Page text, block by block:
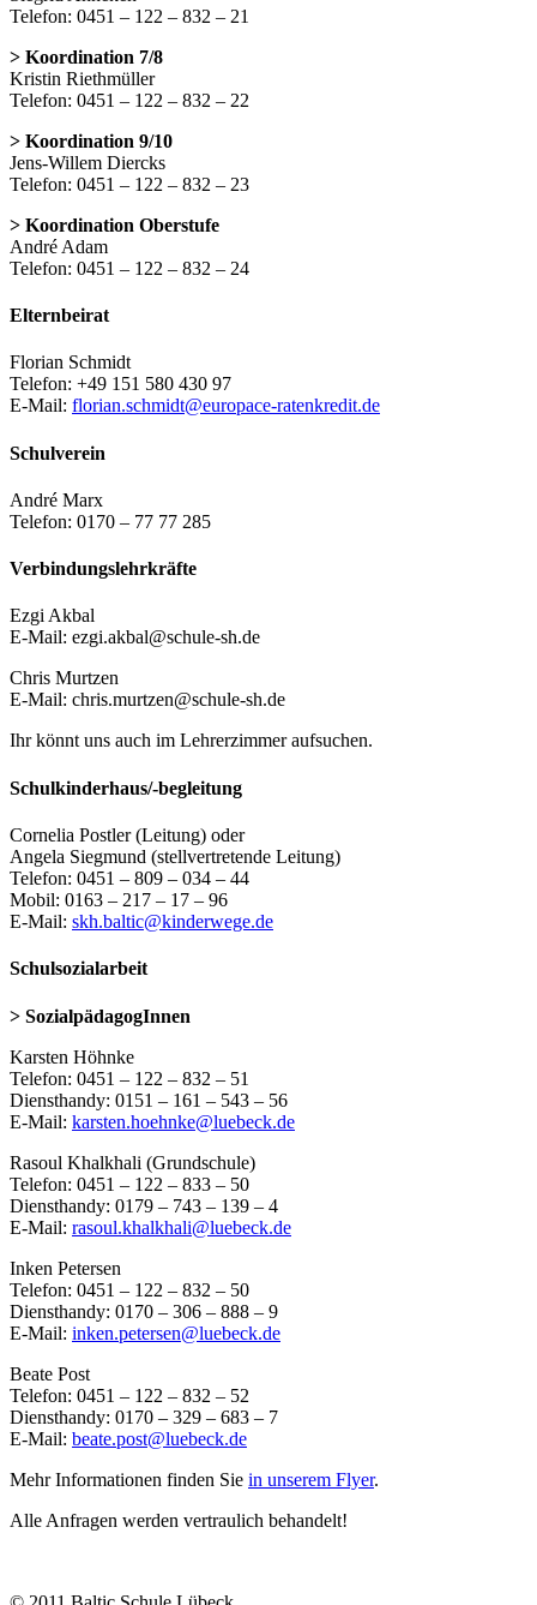
Telefon: 0451 – 122 – 832 – 21
> Koordination 7/8
Kristin Riethmüller
Telefon: 0451 – 122 – 832 – 22
> Koordination 9/10
Jens-Willem Diercks
Telefon: 0451 – 122 – 832 – 23
> Koordination Oberstufe
André Adam
Telefon: 0451 – 122 – 832 – 24
Elternbeirat
Florian Schmidt
Telefon: +49 151 580 430 97
E-Mail: florian.schmidt@europace-ratenkredit.de
Schulverein
André Marx
Telefon: 0170 – 77 77 285
Verbindungslehrkräfte
Ezgi Akbal
E-Mail: ezgi.akbal@schule-sh.de
Chris Murtzen
E-Mail: chris.murtzen@schule-sh.de
Ihr könnt uns auch im Lehrerzimmer aufsuchen.
Schulkinderhaus/-begleitung
Cornelia Postler (Leitung) oder
Angela Siegmund (stellvertretende Leitung)
Telefon: 0451 – 809 – 034 – 44
Mobil: 0163 – 217 – 17 – 96
E-Mail: skh.baltic@kinderwege.de
Schulsozialarbeit
> SozialpädagogInnen
Karsten Höhnke
Telefon: 0451 – 122 – 832 – 51
Diensthandy: 0151 – 161 – 543 – 56
E-Mail: karsten.hoehnke@luebeck.de
Rasoul Khalkhali (Grundschule)
Telefon: 0451 – 122 – 833 – 50
Diensthandy: 0179 – 743 – 139 – 4
E-Mail: rasoul.khalkhali@luebeck.de
Inken Petersen
Telefon: 0451 – 122 – 832 – 50
Diensthandy: 0170 – 306 – 888 – 9
E-Mail: inken.petersen@luebeck.de
Beate Post
Telefon: 0451 – 122 – 832 – 52
Diensthandy: 0170 – 329 – 683 – 7
E-Mail: beate.post@luebeck.de
Mehr Informationen finden Sie in unserem Flyer.
Alle Anfragen werden vertraulich behandelt!